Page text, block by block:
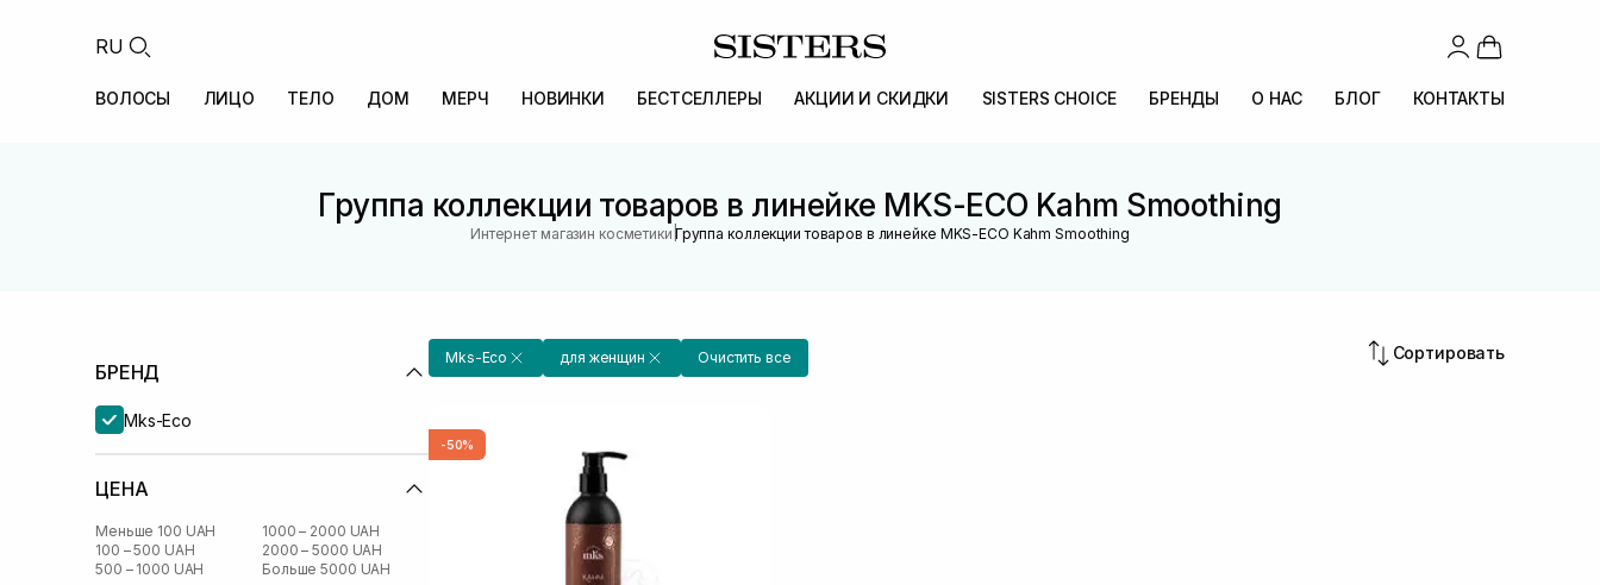
RU
ВОЛОСЫ ЛИЦО ТЕЛО ДОМ МЕРЧ НОВИНКИ БЕСТСЕЛЛЕРЫ АКЦИИ И СКИДКИ SISTERS CHOICE БРЕНДЫ О НАС БЛОГ КОНТАКТЫ
Группа коллекции товаров в линейке MKS-ECO Kahm Smoothing
Интернет магазин косметики |Группа коллекции товаров в линейке MKS-ECO Kahm Smoothing
БРЕНД
Mks-Eco
ЦЕНА
Меньше 100 UAH
100 – 500 UAH
500 – 1000 UAH
1000 – 2000 UAH
2000 – 5000 UAH
Больше 5000 UAH
Mks-Eco для женщин Очистить все Сортировать
-50%